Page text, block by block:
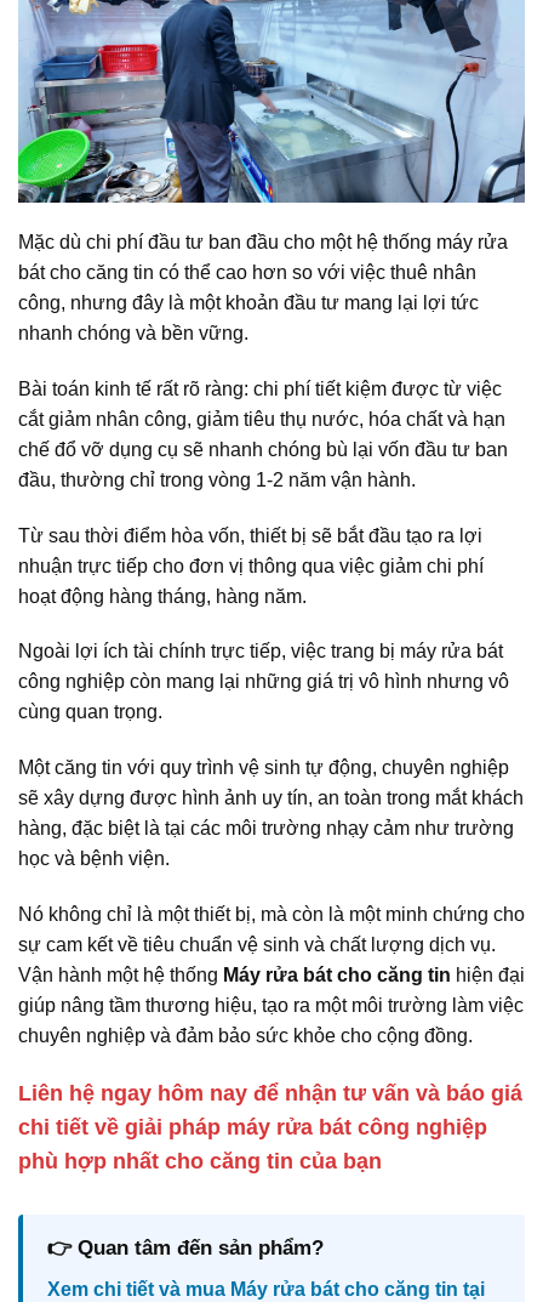
Mặc dù chi phí đầu tư ban đầu cho một hệ thống máy rửa
bát cho căng tin có thể cao hơn so với việc thuê nhân
công, nhưng đây là một khoản đầu tư mang lại lợi tức
nhanh chóng và bền vững.
Bài toán kinh tế rất rõ ràng: chi phí tiết kiệm được từ việc
cắt giảm nhân công, giảm tiêu thụ nước, hóa chất và hạn
chế đổ vỡ dụng cụ sẽ nhanh chóng bù lại vốn đầu tư ban
đầu, thường chỉ trong vòng 1-2 năm vận hành.
Từ sau thời điểm hòa vốn, thiết bị sẽ bắt đầu tạo ra lợi
nhuận trực tiếp cho đơn vị thông qua việc giảm chi phí
hoạt động hàng tháng, hàng năm.
Ngoài lợi ích tài chính trực tiếp, việc trang bị máy rửa bát
công nghiệp còn mang lại những giá trị vô hình nhưng vô
cùng quan trọng.
Một căng tin với quy trình vệ sinh tự động, chuyên nghiệp
sẽ xây dựng được hình ảnh uy tín, an toàn trong mắt khách
hàng, đặc biệt là tại các môi trường nhạy cảm như trường
học và bệnh viện.
Nó không chỉ là một thiết bị, mà còn là một minh chứng cho
sự cam kết về tiêu chuẩn vệ sinh và chất lượng dịch vụ.
Vận hành một hệ thống Máy rửa bát cho căng tin hiện đại
giúp nâng tầm thương hiệu, tạo ra một môi trường làm việc
chuyên nghiệp và đảm bảo sức khỏe cho cộng đồng.
Liên hệ ngay hôm nay để nhận tư vấn và báo giá
chi tiết về giải pháp máy rửa bát công nghiệp
phù hợp nhất cho căng tin của bạn
👉 Quan tâm đến sản phẩm?
Xem chi tiết và mua Máy rửa bát cho căng tin tại